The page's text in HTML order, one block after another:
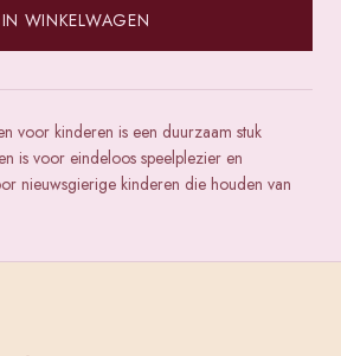
IN WINKELWAGEN
voor kinderen is een duurzaam stuk
is voor eindeloos speelplezier en
nieuwsgierige kinderen die houden van